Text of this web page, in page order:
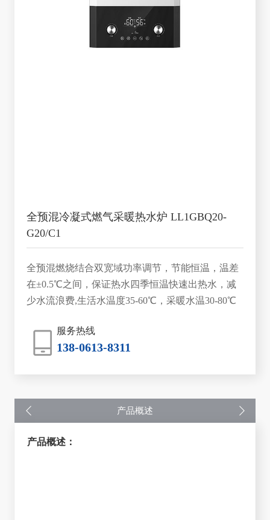
全预混冷凝式燃气采暖热水炉 LL1GBQ20-
G20/C1
全预混燃烧结合双宽域功率调节，节能恒温，温差
在±0.5℃之间，保证热水四季恒温快速出热水，减
少水流浪费,生活水温度35-60℃，采暖水温30-80℃
服务热线
138-0613-8311
产品概述
产品概述：